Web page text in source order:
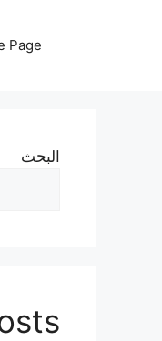
Page
البحث